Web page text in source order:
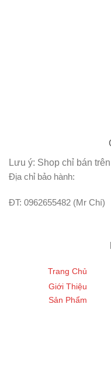
Lưu ý: Shop chỉ bán
Địa chỉ bảo hành:
ĐT: 0962655482 (Mr Chí)
Trang Chủ
Giới Thiệu
Sản Phẩm